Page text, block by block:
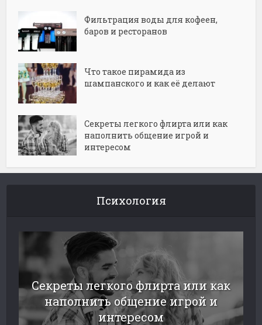
Фильтрация воды для кофеен,
баров и ресторанов
Что такое пирамида из
шампанского и как её делают
Секреты легкого флирта или как
наполнить общение игрой и
интересом
Психология
Секреты легкого флирта или как
наполнить общение игрой и
интересом